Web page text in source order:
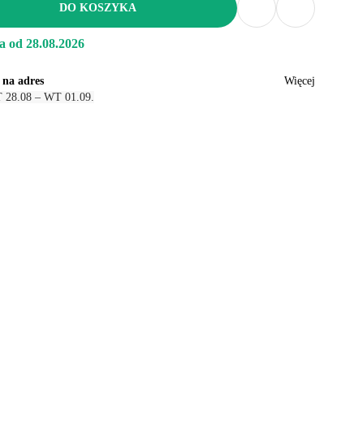
DO KOSZYKA
od 28.08.2026
adres
28.08 – WT 01.09.
Więcej